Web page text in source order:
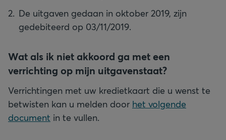
De uitgaven gedaan in oktober 2019, zijn
gedebiteerd op 03/11/2019.
Wat als ik niet akkoord ga met een
verrichting op mijn uitgavenstaat?
Verrichtingen met uw kredietkaart die u wenst te
betwisten kan u melden door het volgende
document in te vullen.